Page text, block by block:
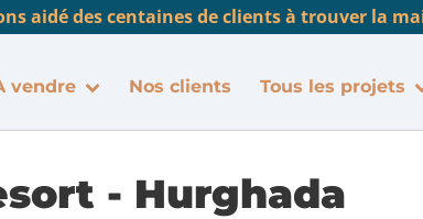
aidé des centaines de clients à trouver la
vendre Nos clients Tous les projets
- Hurghada